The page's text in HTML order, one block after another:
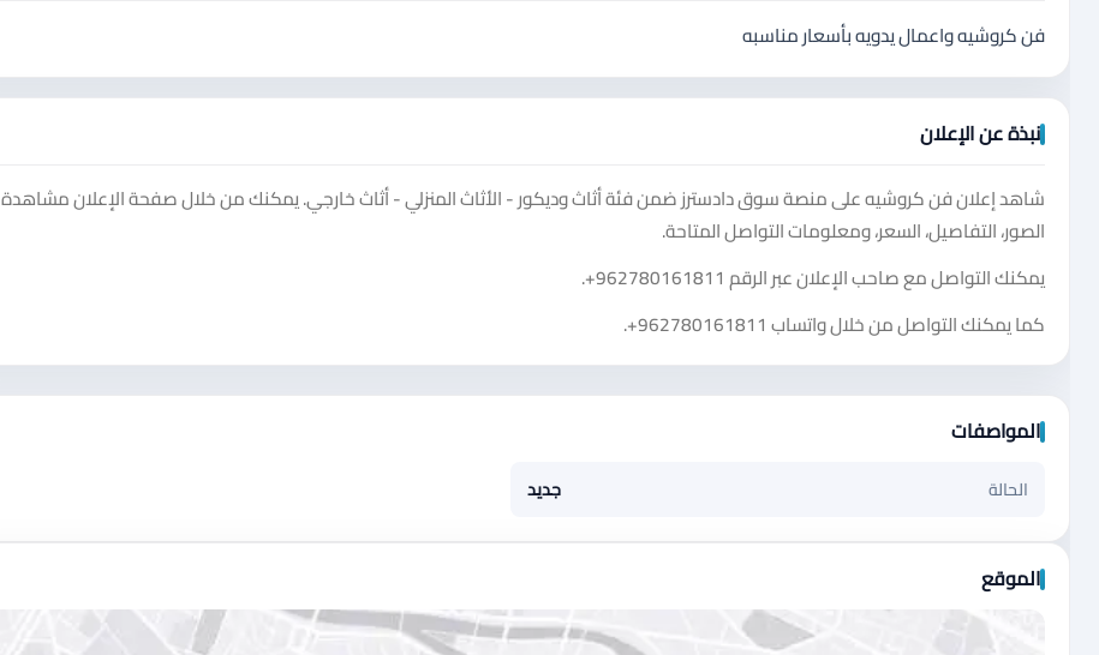
فن كروشيه واعمال يدويه بأسعار مناسبه
نبذة عن الإعلان
شاهد إعلان فن كروشيه على منصة سوق دادسترز ضمن فئة أثاث وديكور - الأثاث المنزلي - أثاث خارجي. يمكنك من خلال صفحة الإعلان مشاهدة
الصور، التفاصيل، السعر، ومعلومات التواصل المتاحة.
يمكنك التواصل مع صاحب الإعلان عبر الرقم +962780161811
.
كما يمكنك التواصل من خلال واتساب +962780161811
.
المواصفات
الحالة جديد
الموقع